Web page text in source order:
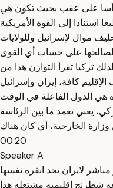
رأسا على عقب بحيث تكون هي
استنادا إلى القوة الأمريكية
موال لإسرائيل وللولايات
لصالحها على حساب أي القوى
تركيا تقرأ التوازن هذا من
كافة، إيران وإسرائيل
هي الدول الفاعلة في الوقت
يعني تعمد ما بين الرئاسة
00:20
Speaker A
لايران تجد انقره نفسها
شطرنج اقليميه مشتعله هذا